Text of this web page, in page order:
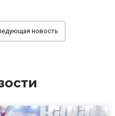
новость